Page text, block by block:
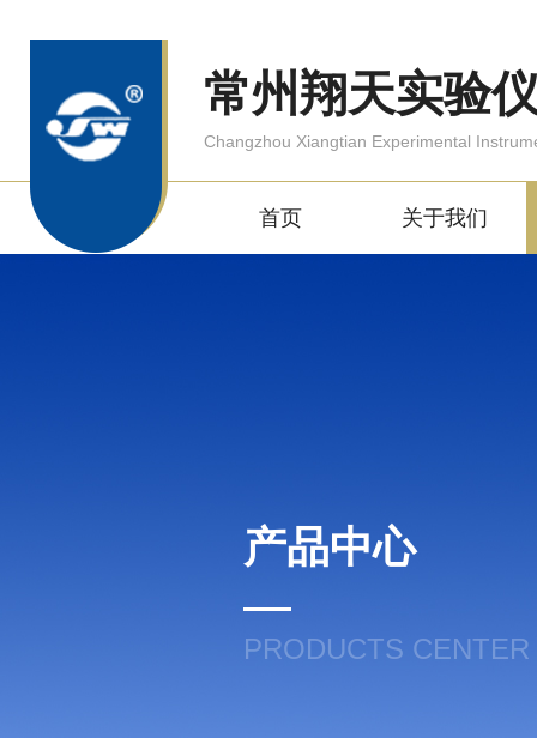
常州翔天实验
Changzhou Xiangtian Experimental
首页 关于我们
产品中心
PRODUCTS CENTER